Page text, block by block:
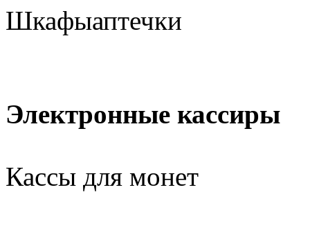
Шкафыаптечки
Электронные кассиры
Кассы для монет